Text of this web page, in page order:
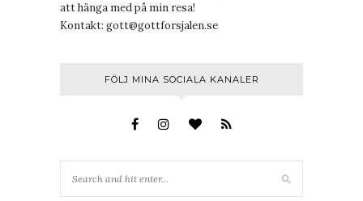
att hänga med på min resa!
Kontakt: gott@gottforsjalen.se
FÖLJ MINA SOCIALA KANALER